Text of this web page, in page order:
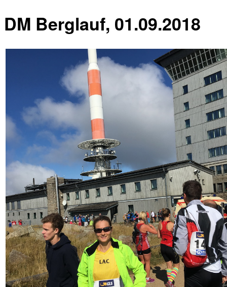
DM Berglauf, 01.09.2018